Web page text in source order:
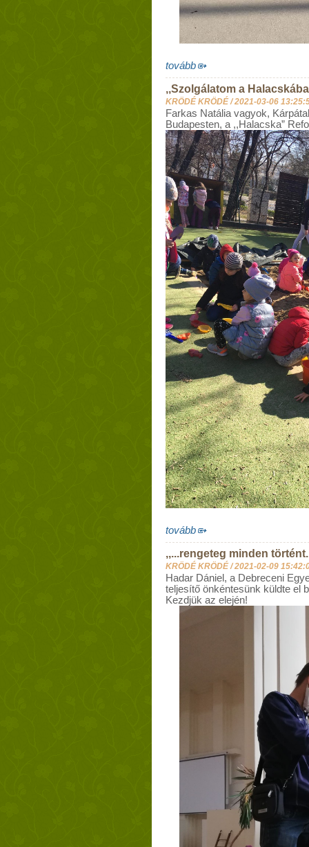
tovább
,,Szolgálatom a
KRÖDÉ KRÖDÉ /2021-03-06
Farkas Natália vagyok,
Budapesten, a ,,Halacska”
tovább
,,...rengeteg minden
KRÖDÉ KRÖDÉ /2021-02-09
Hadar Dániel, a Debreceni
teljesítő önkéntesünk küldte el
Kezdjük az elején!